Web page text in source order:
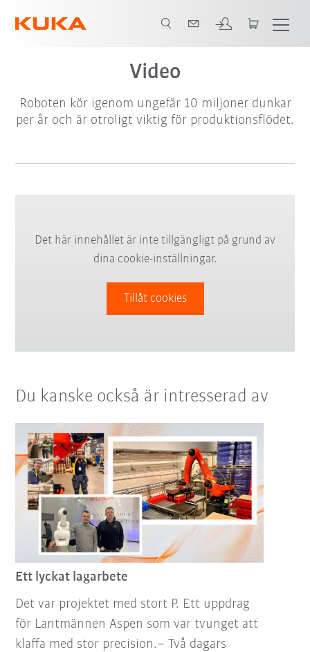
Video
Roboten kör igenom ungefär 10 miljoner dunkar
per år och är otroligt viktig för produktionsflödet.
Det här innehållet är inte tillgängligt på grund av
dina cookie-inställningar.
Tillåt cookies
Du kanske också är intresserad av
Ett lyckat lagarbete
Det var projektet med stort P. Ett uppdrag
för Lantmännen Aspen som var tvunget att
klaffa med stor precision.– Två dagars